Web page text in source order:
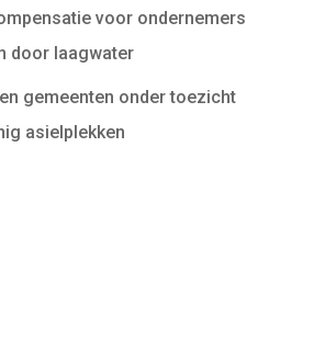
voor ondernemers
door laagwater
gemeenten onder toezicht
asielplekken